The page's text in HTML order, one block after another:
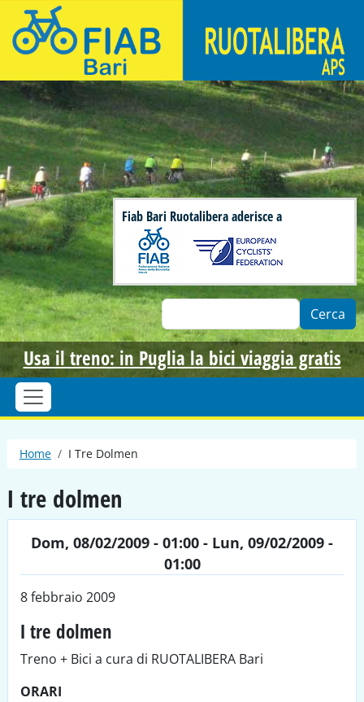
Salta al contenuto principale
Bari Ruotalibera - Associazione di ciclisti urbani
Fiab Bari Ruotalibera aderisce a
Cerca
Usa il treno: in Puglia la bici viaggia gratis
Briciole di pane
Home I Tre Dolmen
I tre dolmen
Dom, 08/02/2009 - 01:00 - Lun, 09/02/2009 -
01:00
8 febbraio 2009
I tre dolmen
Treno + Bici a cura di RUOTALIBERA Bari
ORARI